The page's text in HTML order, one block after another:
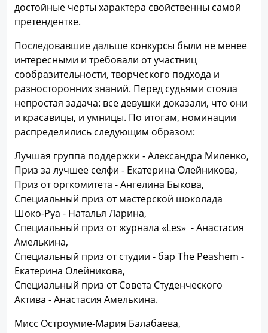
достойные черты характера свойственны самой
претендентке.
Последовавшие дальше конкурсы были не менее
интересными и требовали от участниц
сообразительности, творческого подхода и
разносторонних знаний. Перед судьями стояла
непростая задача: все девушки доказали, что они
и красавицы, и умницы. По итогам, номинации
распределились следующим образом:
Лучшая группа поддержки - Александра Миленко,
Приз за лучшее селфи - Екатерина Олейникова,
Приз от оргкомитета - Ангелина Быкова,
Специальный приз от мастерской шоколада
Шоко-Руа - Наталья Ларина,
Специальный приз от журнала «Les» - Анастасия
Амелькина,
Специальный приз от студии - бар The Peashem -
Екатерина Олейникова,
Специальный приз от Совета Студенческого
Актива - Анастасия Амелькина.
Мисс Остроумие-Мария Балабаева,